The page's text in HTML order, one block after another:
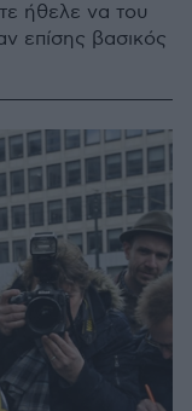
ήθελε να του
επίσης βασικός